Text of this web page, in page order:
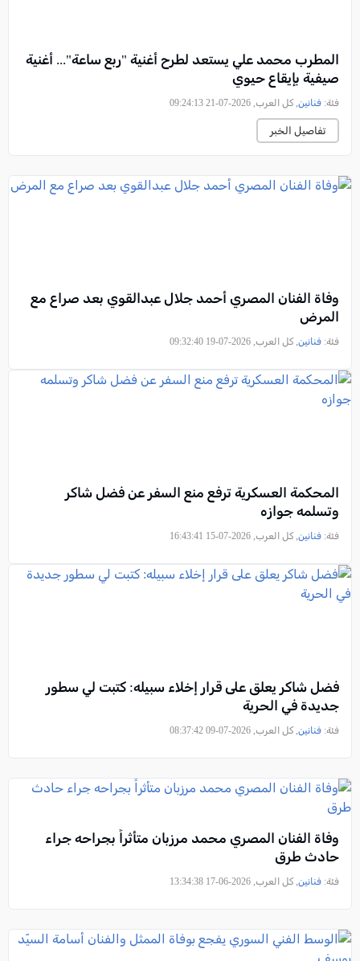
المطرب محمد علي يستعد لطرح أغنية "ربع ساعة"... أغنية
صيفية بإيقاع حيوي
فئة: فنانين, كل العرب, 2026-07-21 09:24:13
تفاصيل الخبر
وفاة الفنان المصري أحمد جلال عبدالقوي بعد صراع مع
المرض
فئة: فنانين, كل العرب, 2026-07-19 09:32:40
المحكمة العسكرية ترفع منع السفر عن فضل شاكر
وتسلمه جوازه
فئة: فنانين, كل العرب, 2026-07-15 16:43:41
فضل شاكر يعلق على قرار إخلاء سبيله: كتبت لي سطور
جديدة في الحرية
فئة: فنانين, كل العرب, 2026-07-09 08:37:42
وفاة الفنان المصري محمد مرزبان متأثراً بجراحه جراء
حادث طرق
فئة: فنانين, كل العرب, 2026-06-17 13:34:38